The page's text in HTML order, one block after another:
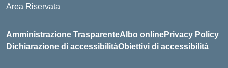
Area Riservata
Amministrazione TrasparenteAlbo onlinePrivacy Policy
Dichiarazione di accessibilitàObiettivi di accessibilità